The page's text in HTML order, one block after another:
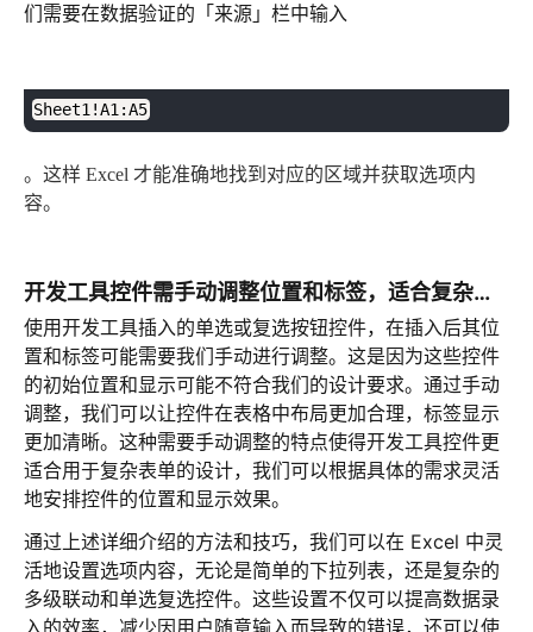
们需要在数据验证的「来源」栏中输入
Sheet1!A1:A5
。这样 Excel 才能准确地找到对应的区域并获取选项内
容。
开发工具控件需手动调整位置和标签，适合复杂表单设计
使用开发工具插入的单选或复选按钮控件，在插入后其位
置和标签可能需要我们手动进行调整。这是因为这些控件
的初始位置和显示可能不符合我们的设计要求。通过手动
调整，我们可以让控件在表格中布局更加合理，标签显示
更加清晰。这种需要手动调整的特点使得开发工具控件更
适合用于复杂表单的设计，我们可以根据具体的需求灵活
地安排控件的位置和显示效果。
通过上述详细介绍的方法和技巧，我们可以在 Excel 中灵
活地设置选项内容，无论是简单的下拉列表，还是复杂的
多级联动和单选复选控件。这些设置不仅可以提高数据录